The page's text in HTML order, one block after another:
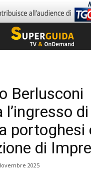
Berlusconi
l’ingresso
portoghesi
di
2025